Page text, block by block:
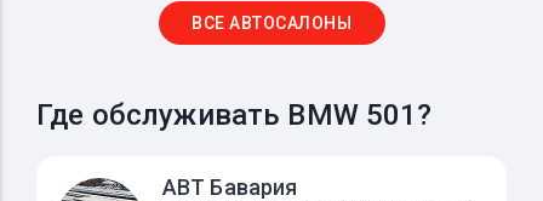
ВСЕ АВТОСАЛОНЫ
Где обслуживать BMW 501?
АВТ Бавария